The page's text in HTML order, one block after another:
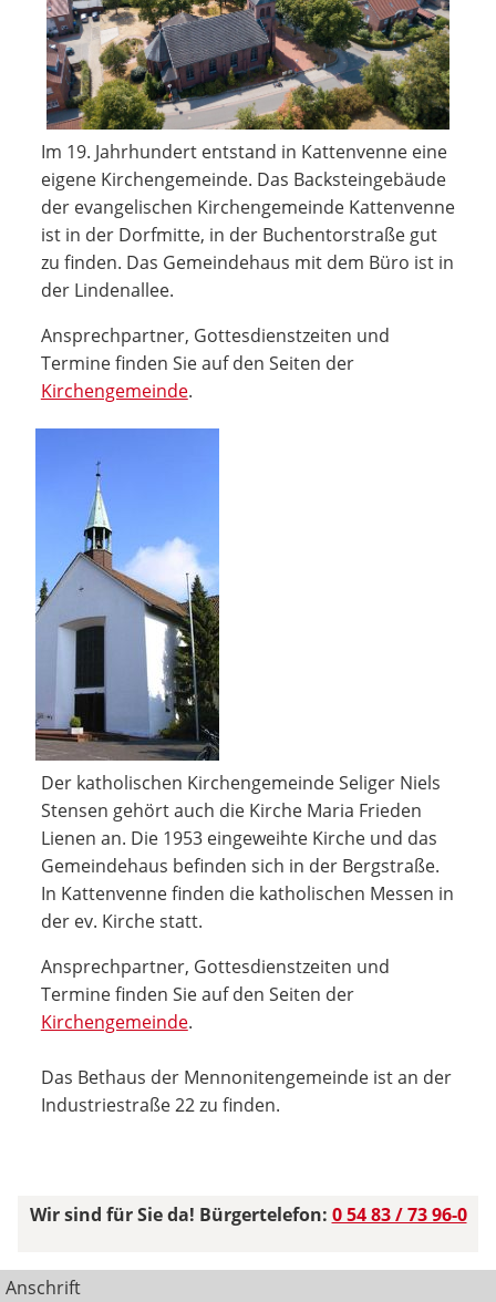
Im 19. Jahrhundert entstand in Kattenvenne eine
eigene Kirchengemeinde. Das Backsteingebäude
der evangelischen Kirchengemeinde Kattenvenne
ist in der Dorfmitte, in der Buchentorstraße gut
zu finden. Das Gemeindehaus mit dem Büro ist in
der Lindenallee.
Ansprechpartner, Gottesdienstzeiten und
Termine finden Sie auf den Seiten der
Kirchengemeinde.
Der katholischen Kirchengemeinde Seliger Niels
Stensen gehört auch die Kirche Maria Frieden
Lienen an. Die 1953 eingeweihte Kirche und das
Gemeindehaus befinden sich in der Bergstraße.
In Kattenvenne finden die katholischen Messen in
der ev. Kirche statt.
Ansprechpartner, Gottesdienstzeiten und
Termine finden Sie auf den Seiten der
Kirchengemeinde.
Das Bethaus der Mennonitengemeinde ist an der
Industriestraße 22 zu finden.
Wir sind für Sie da! Bürgertelefon: 0 54 83 / 73 96-0
Anschrift